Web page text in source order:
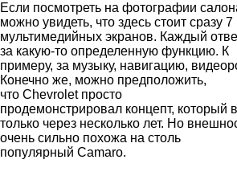
Если посмотреть на фотографии
можно увидеть, что здесь стоит сразу 7
мультимедийных экранов. Каждый
за какую-то определенную функцию. К
примеру, за музыку, навигацию,
Конечно же, можно предположить,
что Chevroletпросто
продемонстрировал концепт, который
только через несколько лет. Но
очень сильно похожа на столь
популярный Camaro.